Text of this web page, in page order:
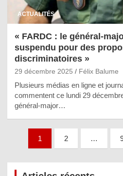
ACTUALITÉS
« FARDC : le général-
suspendu pour des
discriminatoires »
29 décembre 2025 Félix Balume
Plusieurs médias en ligne et
commentent ce lundi 29
général-major…
Pagination
publications
1 2 …